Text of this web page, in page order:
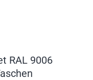
RAL 9006